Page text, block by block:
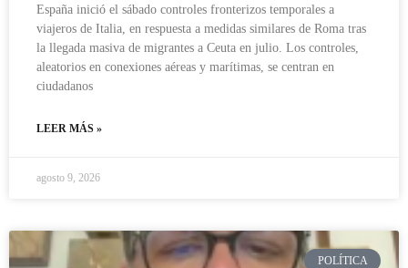
España inició el sábado controles fronterizos temporales a
viajeros de Italia, en respuesta a medidas similares de Roma tras
la llegada masiva de migrantes a Ceuta en julio. Los controles,
aleatorios en conexiones aéreas y marítimas, se centran en
ciudadanos
LEER MÁS »
agosto 9, 2026
POLÍTICA